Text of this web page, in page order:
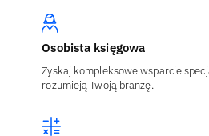
Osobista księgowa
Zyskaj kompleksowe wsparcie
rozumieją Twoją branżę.